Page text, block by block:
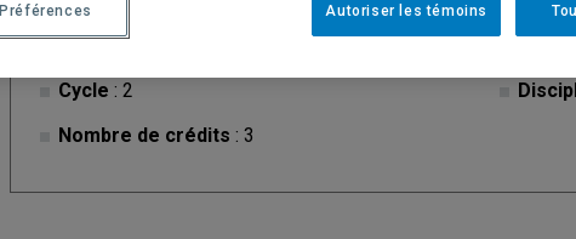
Cycle : 2
Nombre de crédits : 3
Autoriser les témoins
Préférences